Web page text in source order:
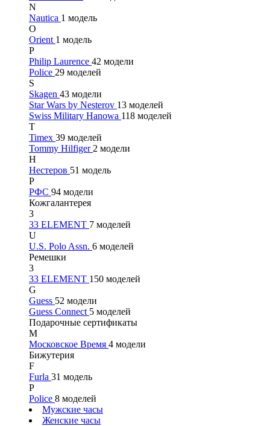
N
Nautica 1 модель
O
Orient 1 модель
P
Philip Laurence 42 модели
Police 29 моделей
S
Skagen 43 модели
Star Wars by Nesterov 13 моделей
Swiss Military Hanowa 118 моделей
T
Timex 39 моделей
Tommy Hilfiger 2 модели
Н
Нестеров 51 модель
Р
РФС 94 модели
Кожгалантерея
3
33 ELEMENT 7 моделей
U
U.S. Polo Assn. 6 моделей
Ремешки
3
33 ELEMENT 150 моделей
G
Guess 52 модели
Guess Connect 5 моделей
Подарочные сертификаты
М
Московское Время 4 модели
Бижутерия
F
Furla 31 модель
P
Police 8 моделей
Мужские часы
Женские часы